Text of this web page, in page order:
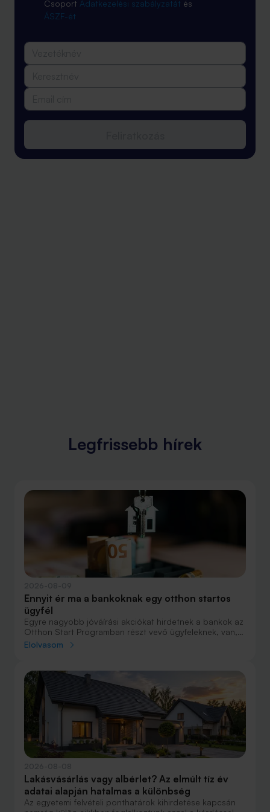
Csoport Adatkezelési szabályzatát és
ÁSZF-ét
Legfrissebb hírek
Ennyit ér ma a bankoknak egy otthon startos
ügyfél
Egyre nagyobb jóváírási akciókat hirdetnek a bankok az
Otthon Start Programban részt vevő ügyfeleknek, van,
ahol összesen akár félmillió forint jóváírást is össze lehet
nagyobb jóváírásért?
Elolvasom
Lakásvásárlás vagy albérlet? Az elmúlt tíz év
adatai alapján hatalmas a különbség
Az egyetemi felvételi ponthatárok kihirdetése kapcsán